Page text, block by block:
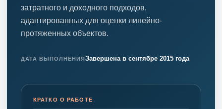
затратного и доходного подходов,
адаптированных для оценки линейно-
протяженных объектов.
ДАТА ВЫПОЛНЕНИЯЗавершена в сентябре 2015 года
КРАТКО О РАБОТЕ